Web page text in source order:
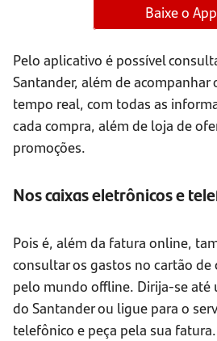
Baixe o App
Pelo aplicativo é possível
Santander, além de acompanhar
tempo real, com todas as
cada compra, além de loja de
promoções.
Nos caixas eletrônicos e
Pois é, além da fatura online,
consultar os gastos no cartão de
pelo mundo offline. Dirija-se até
do Santander ou ligue para o
telefônico e peça pela sua fatura.